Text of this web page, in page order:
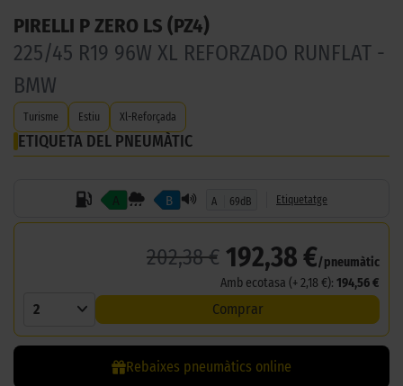
PIRELLI P ZERO LS (PZ4)
225/45 R19 96W XL REFORZADO RUNFLAT -
BMW
Turisme Estiu Xl-Reforçada
ETIQUETA DEL PNEUMÀTIC
A B A 69dB Etiquetatge
202,38 € 192,38 €/pneumàtic
Amb ecotasa (+ 2,18 €): 194,56 €
2 Comprar
Rebaixes pneumàtics online